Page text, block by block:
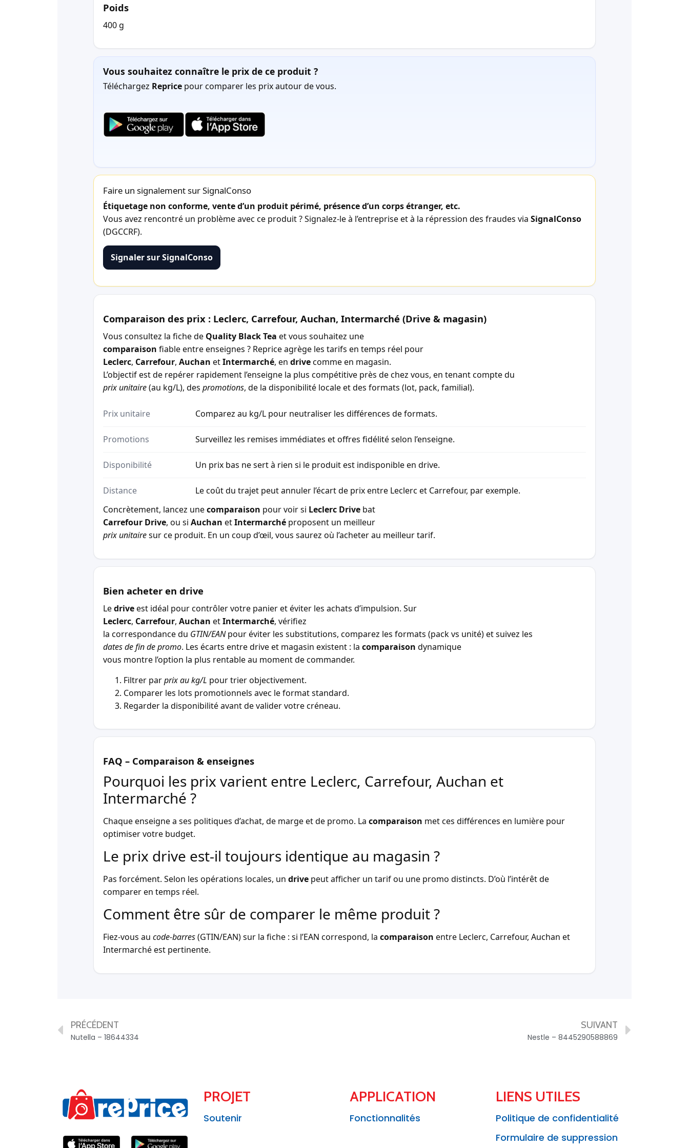
Poids
400 g
Vous souhaitez connaître le prix de ce produit ?
Téléchargez Reprice pour comparer les prix autour de vous.
Faire un signalement sur SignalConso
Étiquetage non conforme, vente d’un produit périmé, présence d’un corps étranger, etc.
Vous avez rencontré un problème avec ce produit ? Signalez-le à l’entreprise et à la répression des fraudes via SignalConso
(DGCCRF).
Signaler sur SignalConso
Comparaison des prix : Leclerc, Carrefour, Auchan, Intermarché (Drive & magasin)
Vous consultez la fiche de Quality Black Tea et vous souhaitez une
comparaison fiable entre enseignes ? Reprice agrège les tarifs en temps réel pour
Leclerc, Carrefour, Auchan etIntermarché, en drivecomme en magasin.
L’objectif est de repérer rapidement l’enseigne la plus compétitive près de chez vous, en tenant compte du
prix unitaire(au kg/L), des promotions, de la disponibilité locale et des formats (lot, pack, familial).
Prix unitaire Comparez au kg/L pour neutraliser les différences de formats.
Promotions Surveillez les remises immédiates et offres fidélité selon l’enseigne.
Disponibilité Un prix bas ne sert à rien si le produit est indisponible en drive.
Distance
Le coût du trajet peut annuler l’écart de prix entre Leclerc et Carrefour, par exemple.
Concrètement, lancez unecomparaison pour voir si Leclerc Drive bat
Carrefour Drive, ou si Auchan etIntermarché proposent un meilleur
prix unitairesur ce produit. En un coup d’œil, vous saurez où l’acheter au meilleur tarif.
Bien acheter en drive
Ledriveest idéal pour contrôler votre panier et éviter les achats d’impulsion. Sur
Leclerc, Carrefour, Auchan etIntermarché, vérifiez
la correspondance du GTIN/EANpour éviter les substitutions, comparez les formats (pack vs unité) et suivez les
dates de fin de promo. Les écarts entre drive et magasin existent : la comparaison dynamique
vous montre l’option la plus rentable au moment de commander.
Filtrer parprix au kg/L pour trier objectivement.
Comparer les lots promotionnels avec le format standard.
Regarder la disponibilité avant de valider votre créneau.
FAQ – Comparaison & enseignes
Pourquoi les prix varient entre Leclerc, Carrefour, Auchan et
Intermarché ?
Chaque enseigne a ses politiques d’achat, de marge et de promo. La comparaison met ces différences en lumière pour
optimiser votre budget.
Le prix drive est-il toujours identique au magasin ?
Pas forcément. Selon les opérations locales, un drive peut afficher un tarif ou une promo distincts. D’où l’intérêt de
comparer en temps réel.
Comment être sûr de comparer le même produit ?
Fiez-vous au code-barres(GTIN/EAN) sur la fiche : si l’EAN correspond, la comparaison entre Leclerc, Carrefour, Auchan et
Intermarché est pertinente.
PRÉCÉDENT
Nutella – 18644334
SUIVANT
Nestle – 8445290588869
PROJET
Soutenir
APPLICATION
Fonctionnalités
LIENS UTILES
Politique de confidentialité
Formulaire de suppression